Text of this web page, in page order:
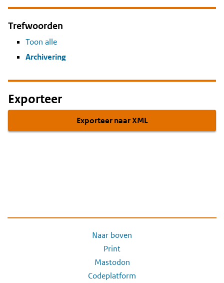
Trefwoorden
Toon alle
Archivering
Exporteer
Exporteer naar XML
Naar boven
Print
Mastodon
Codeplatform